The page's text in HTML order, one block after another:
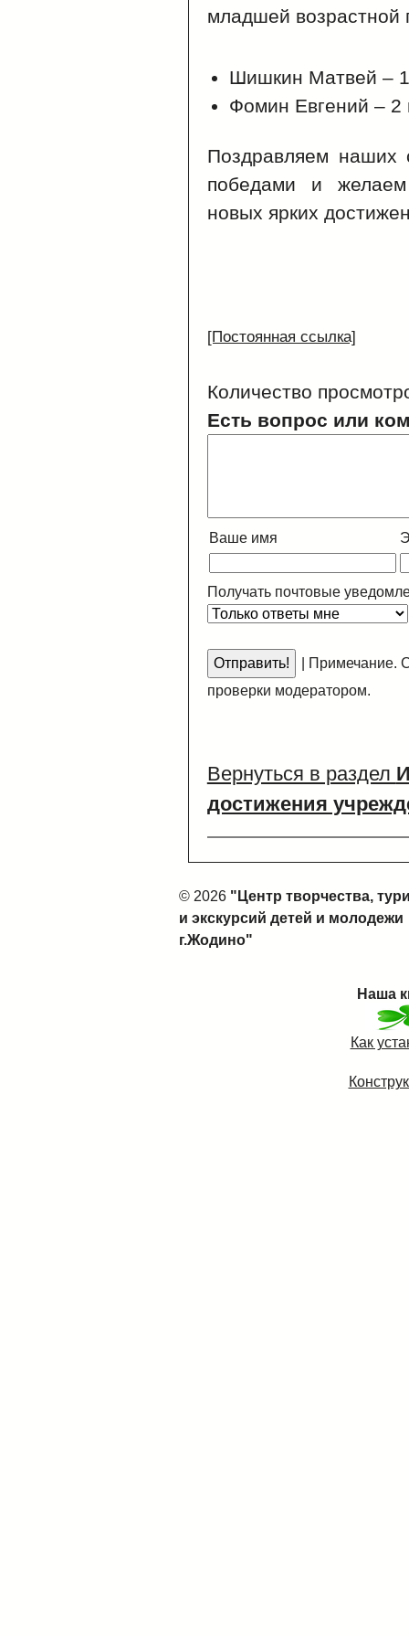
младшей возрастной
Шишкин Матвей –
Фомин Евгений – 2
Поздравляем наших
победами и
новых ярких
[Постоянная ссылка]
Количество
Есть вопрос или
Ваше имя
Получать почтовые
Примечание.
проверки модератором.
Вернуться в раздел
достижения
© 2026 "Центр творчества,
и экскурсий детей и молодежи
г.Жодино"
Наша
Как